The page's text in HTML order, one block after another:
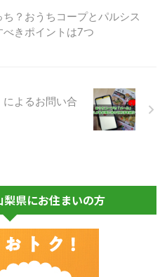
ち？おうちコープとパルシス
べきポイントは7つ
よるお問い合
県にお住まいの方